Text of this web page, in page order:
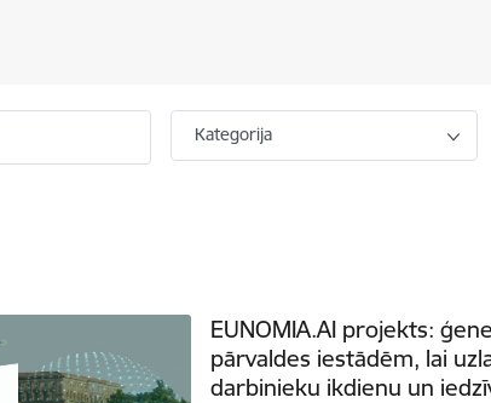
Kategorija
EUNOMIA.AI projekts:
pārvaldes iestādēm, lai
darbinieku ikdienu un